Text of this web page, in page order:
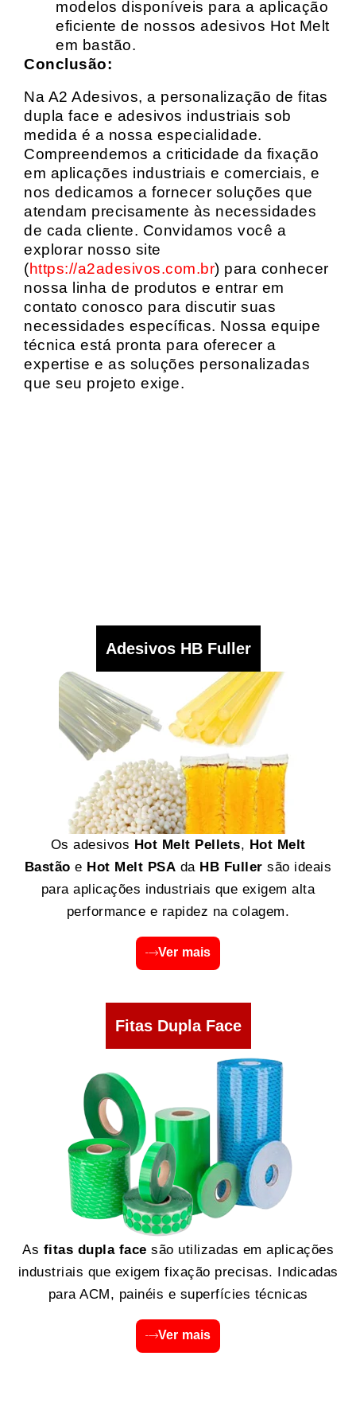
modelos disponíveis para a aplicação
eficiente de nossos adesivos Hot Melt
em bastão.
Conclusão:
Na A2 Adesivos, a personalização de fitas
dupla face e adesivos industriais sob
medida é a nossa especialidade.
Compreendemos a criticidade da fixação
em aplicações industriais e comerciais, e
nos dedicamos a fornecer soluções que
atendam precisamente às necessidades
de cada cliente. Convidamos você a
explorar nosso site
(https://a2adesivos.com.br) para conhecer
nossa linha de produtos e entrar em
contato conosco para discutir suas
necessidades específicas. Nossa equipe
técnica está pronta para oferecer a
expertise e as soluções personalizadas
que seu projeto exige.
Adesivos HB Fuller
Os adesivos Hot Melt Pellets, Hot Melt
Bastão e Hot Melt PSA da HB Fuller são ideais
para aplicações industriais que exigem alta
performance e rapidez na colagem.
Ver mais
Fitas Dupla Face
As fitas dupla face são utilizadas em aplicações
industriais que exigem fixação precisas. Indicadas
para ACM, painéis e superfícies técnicas
Ver mais